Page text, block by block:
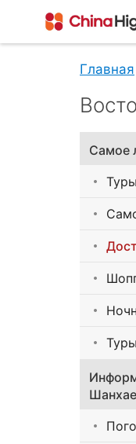
Главная
Самое
Шанхае